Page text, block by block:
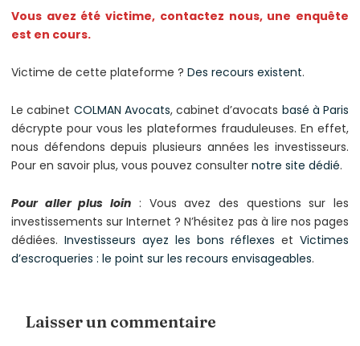
Vous avez été victime, contactez nous, une enquête
est en cours.
Victime de cette plateforme ? Des recours existent.
Le cabinet COLMAN Avocats, cabinet d’avocats basé à Paris
décrypte pour vous les plateformes frauduleuses. En effet,
nous défendons depuis plusieurs années les investisseurs.
Pour en savoir plus, vous pouvez consulter notre site dédié.
Pour aller plus loin : Vous avez des questions sur les
investissements sur Internet ? N’hésitez pas à lire nos pages
dédiées. Investisseurs ayez les bons réflexes et Victimes
d’escroqueries : le point sur les recours envisageables.
Laisser un commentaire